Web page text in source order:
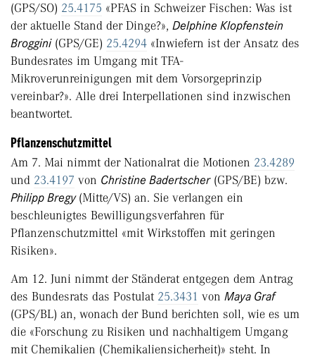
(GPS/SO) 25.4175 «PFAS in Schweizer Fischen: Was ist
der aktuelle Stand der Dinge?», Delphine Klopfenstein
Broggini(GPS/GE) 25.4294 «Inwiefern ist der Ansatz des
Bundes­rates im Umgang mit TFA-
Mikroverunreinigungen mit dem Vorsorgeprinzip
vereinbar?». Alle drei Interpellationen sind inzwischen
beantwortet.
Pflanzenschutzmittel
Am 7. Mai nimmt der Nationalrat die Motionen 23.4289
und 23.4197 von Christine Badertscher(GPS/BE) bzw.
Philipp Bregy (Mitte/VS) an. Sie verlangen ein
beschleunigtes Bewilligungsverfahren für
Pflanzenschutzmittel «mit Wirkstoffen mit geringen
Risiken».
Am 12. Juni nimmt der Ständerat entgegen dem Antrag
des Bundesrats das Postulat 25.3431 von Maya Graf
(GPS/BL) an, wonach der Bund berichten soll, wie es um
die «Forschung zu Risiken und nachhaltigem Umgang
mit Chemikalien (Chemikaliensicherheit)» steht. In